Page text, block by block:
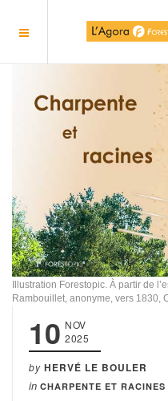
Illustration Forestopic. À partir de
Rambouillet, anonyme, vers 1830,
10 NOV
2025
by HERVÉ LE BOULER
in CHARPENTE ET RACINES